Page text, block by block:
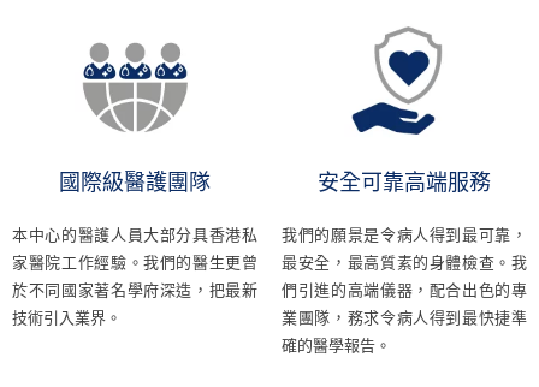
國際級醫護團隊
本中心的醫護人員大部分具香港私
家醫院工作經驗。我們的醫生更曾
於不同國家著名學府深造，把最新
技術引入業界。
安全可靠高端服務
我們的願景是令病人得到最可靠，
最安全，最高質素的身體檢查。我
們引進的高端儀器，配合出色的專
業團隊，務求令病人得到最快捷準
確的醫學報告。